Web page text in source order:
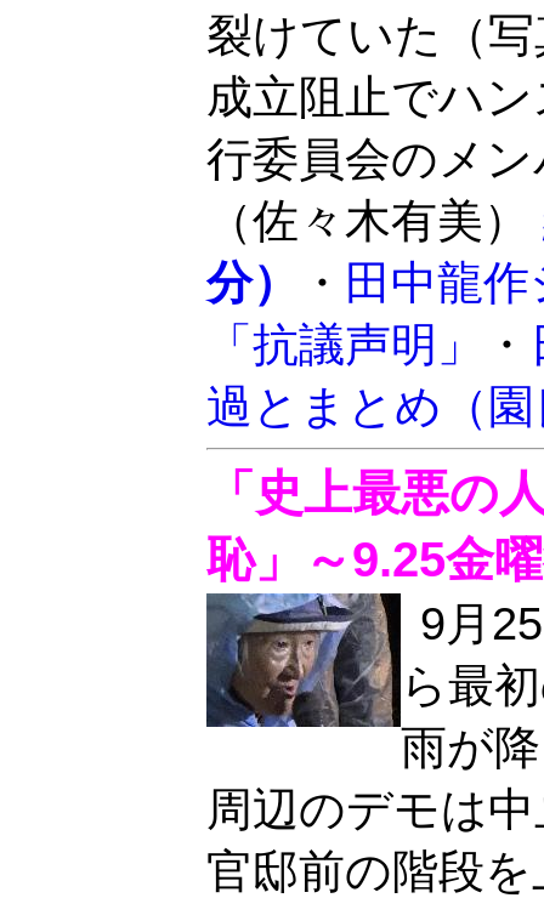
裂けていた（
成立阻止でハ
行委員会のメ
（佐々木有美）
分）
・ 田中龍
「抗議声明」
・
過とまとめ（
「史上最悪の
恥」～9.25金
9月
ら最
雨が
周辺のデモは
官邸前の階段